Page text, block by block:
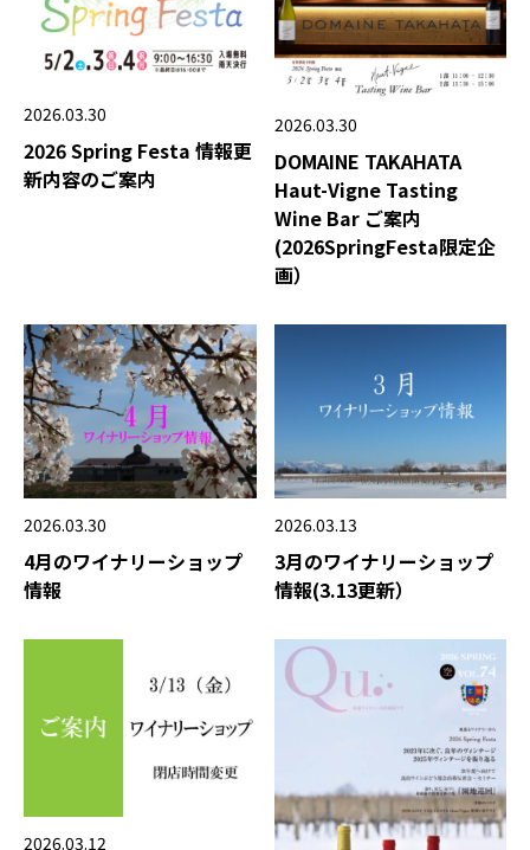
2026.03.30
2026 Spring Festa 情報更
新内容のご案内
2026.03.30
DOMAINE TAKAHATA
Haut-Vigne Tasting
Wine Bar ご案内
(2026SpringFesta限定企
画）
2026.03.30
4月のワイナリーショップ
情報
2026.03.13
3月のワイナリーショップ
情報(3.13更新）
2026.03.12